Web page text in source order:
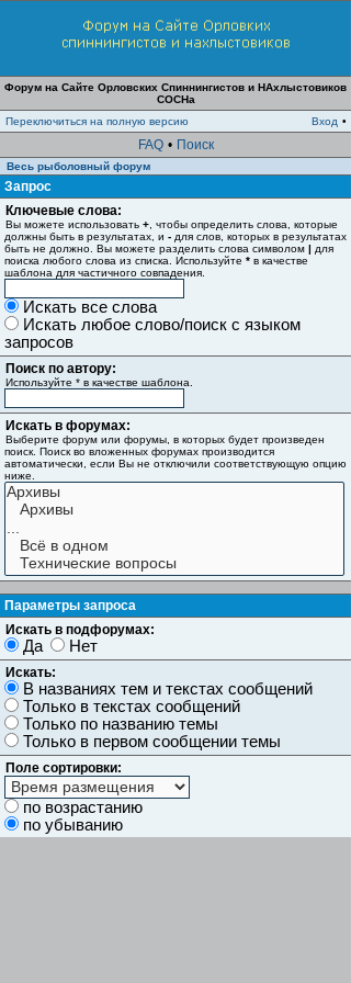
Форум на Сайте Орловских Спиннингистов и НАхлыстовиков
СОСНа
Переключиться на полную версию
Вход •
FAQ • Поиск
Весь рыболовный форум
Запрос
Ключевые слова:
Вы можете использовать + , чтобы определить слова, которые
должны быть в результатах, и - для слов, которых в результатах
быть не должно. Вы можете разделить слова символом | для
поиска любого слова из списка. Используйте * в качестве
шаблона для частичного совпадения.
Искать все слова
Искать любое слово/поиск с языком
запросов
Поиск по автору:
Используйте * в качестве шаблона.
Искать в форумах:
Выберите форум или форумы, в которых будет произведен
поиск. Поиск во вложенных форумах производится
автоматически, если Вы не отключили соответствующую опцию
ниже.
Параметры запроса
Искать в подфорумах:
Да Нет
Искать:
В названиях тем и текстах сообщений
Только в текстах сообщений
Только по названию темы
Только в первом сообщении темы
Поле сортировки:
по возрастанию
по убыванию